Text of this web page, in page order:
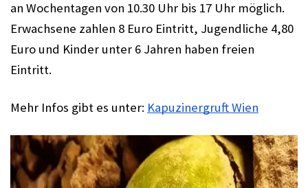
an Wochentagen von 10.30 Uhr bis 17 Uhr möglich.
Erwachsene zahlen 8 Euro Eintritt, Jugendliche 4,80
Euro und Kinder unter 6 Jahren haben freien
Eintritt.
Mehr Infos gibt es unter: Kapuzinergruft Wien